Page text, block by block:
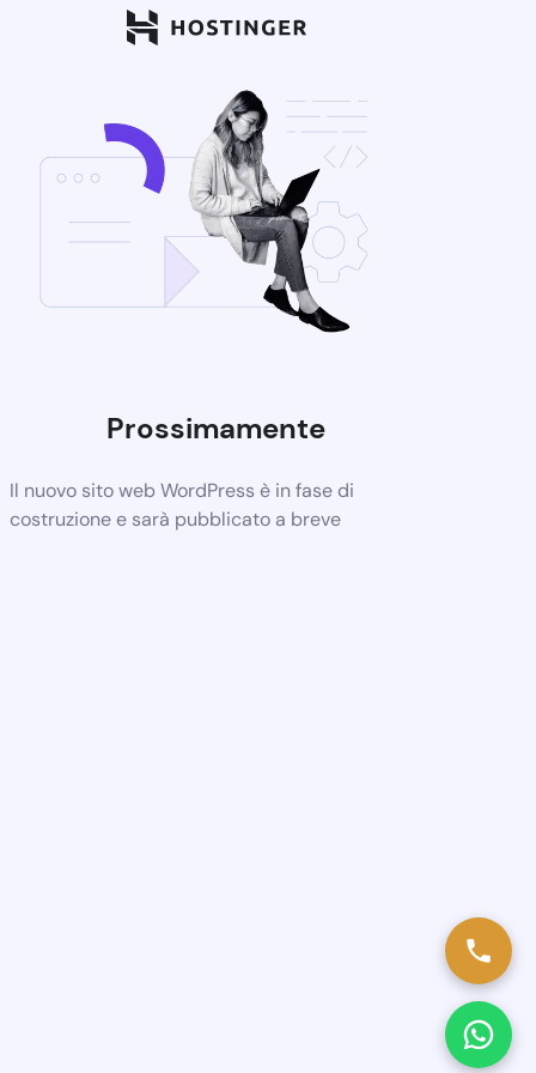
Prossimamente
Il nuovo sito web WordPress è in fase di
costruzione e sarà pubblicato a breve